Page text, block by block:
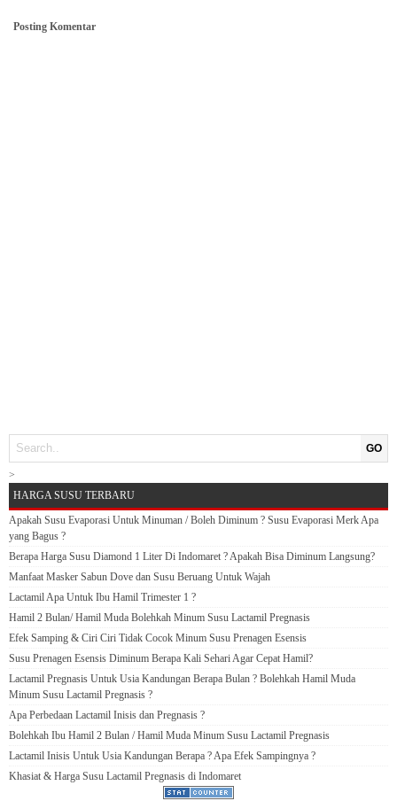
Posting Komentar
GO
>
HARGA SUSU TERBARU
Apakah Susu Evaporasi Untuk Minuman / Boleh Diminum ? Susu Evaporasi Merk Apa
yang Bagus ?
Berapa Harga Susu Diamond 1 Liter Di Indomaret ? Apakah Bisa Diminum Langsung?
Manfaat Masker Sabun Dove dan Susu Beruang Untuk Wajah
Lactamil Apa Untuk Ibu Hamil Trimester 1 ?
Hamil 2 Bulan/ Hamil Muda Bolehkah Minum Susu Lactamil Pregnasis
Efek Samping & Ciri Ciri Tidak Cocok Minum Susu Prenagen Esensis
Susu Prenagen Esensis Diminum Berapa Kali Sehari Agar Cepat Hamil?
Lactamil Pregnasis Untuk Usia Kandungan Berapa Bulan ? Bolehkah Hamil Muda
Minum Susu Lactamil Pregnasis ?
Apa Perbedaan Lactamil Inisis dan Pregnasis ?
Bolehkah Ibu Hamil 2 Bulan / Hamil Muda Minum Susu Lactamil Pregnasis
Lactamil Inisis Untuk Usia Kandungan Berapa ? Apa Efek Sampingnya ?
Khasiat & Harga Susu Lactamil Pregnasis di Indomaret